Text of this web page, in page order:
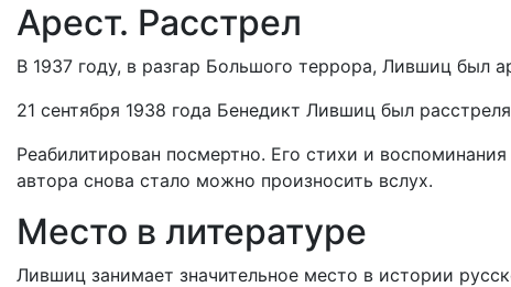
Арест. Расстрел
В 1937 году, в разгар Большого террора, Лившиц был
21 сентября 1938 года Бенедикт Лившиц был
Реабилитирован посмертно. Его стихи и
автора снова стало можно произносить вслух.
Место в литературе
Лившиц занимает значительное место в истории